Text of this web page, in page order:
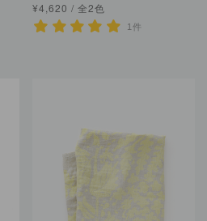
¥4,620 / 全2色
1件